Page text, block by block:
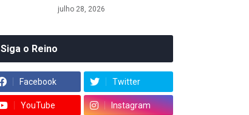
julho 28, 2026
Siga o Reino
Facebook Twitter
YouTube Instagram